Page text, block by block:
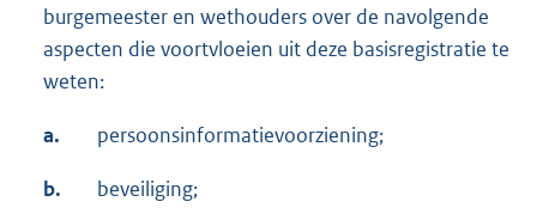
burgemeester en wethouders over de navolgende
aspecten die voortvloeien uit deze basisregistratie te
weten:
a. persoonsinformatievoorziening;
b. beveiliging;